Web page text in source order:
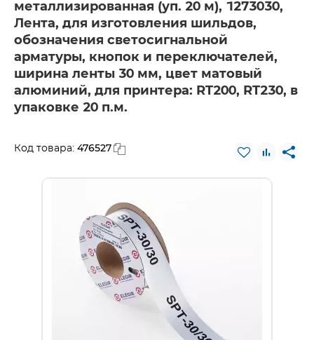
металлизированная (уп. 20 м), 1273030,
Лента, для изготовления шильдов,
обозначения светосигнальной
арматуры, кнопок и переключателей,
ширина ленты 30 мм, цвет матовый
алюминий, для принтера: RT200, RT230, в
упаковке 20 п.м.
Код товара: 476527